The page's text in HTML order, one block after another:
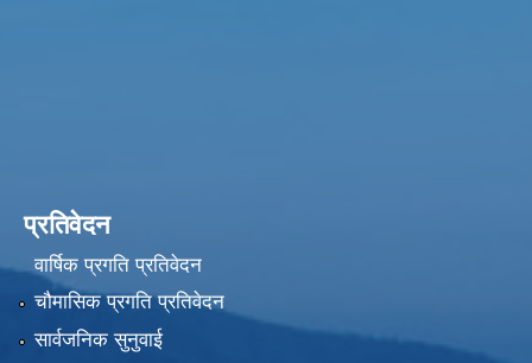
प्रतिवेदन
वार्षिक प्रगति प्रतिवेदन
चौमासिक प्रगति प्रतिवेदन
सार्वजनिक सुनुवाई